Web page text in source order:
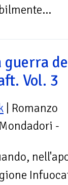
guerra
Vol. 3
| Romanzo
-